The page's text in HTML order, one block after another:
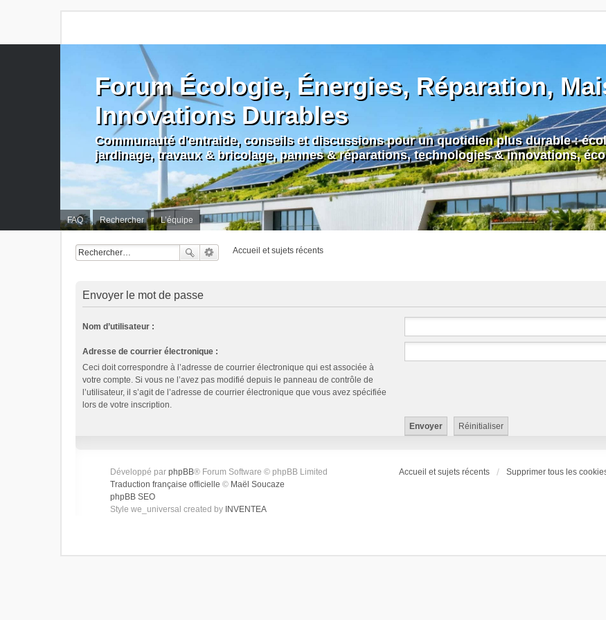
FAQ Rechercher L’équipe
Forum Écologie, Énergies, Réparation,
Innovations Durables
Communauté d'entraide, conseils et discussions pour un quotidien plus durable :
jardinage, travaux & bricolage, pannes & réparations, technologies & innovations,
Accueil et sujets récents
Envoyer le mot de passe
Nom d’utilisateur :
Adresse de courrier électronique :
Ceci doit correspondre à l’adresse de courrier électronique qui est associée à
votre compte. Si vous ne l’avez pas modifié depuis le panneau de contrôle de
l’utilisateur, il s’agit de l’adresse de courrier électronique que vous avez spécifiée
lors de votre inscription.
Accueil et sujets récents Supprimer tous les
Développé parphpBB® Forum Software © phpBB Limited
Traduction française officielle © Maël Soucaze
phpBB SEO
Style we_universal created by INVENTEA